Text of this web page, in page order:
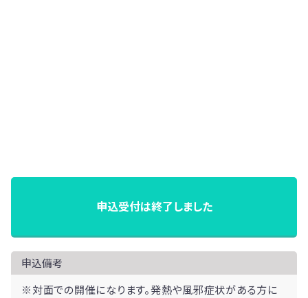
申込受付は終了しました
申込備考
※対面での開催になります。発熱や風邪症状がある方に